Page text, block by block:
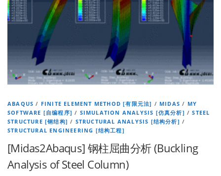
ABAQUS / FINITE ELEMENT METHOD [有限元法] / MIDAS / MY
SOFTWARE [自编程序] / SIMULATION ANALYSIS [仿真分析] /STEEL
STRUCTURE [钢结构] / STRUCTURAL ANALYSIS [结构分析] /
STRUCTURAL ENGINEERING [结构工程]
[Midas2Abaqus] 钢柱屈曲分析 (Buckling
Analysis of Steel Column)